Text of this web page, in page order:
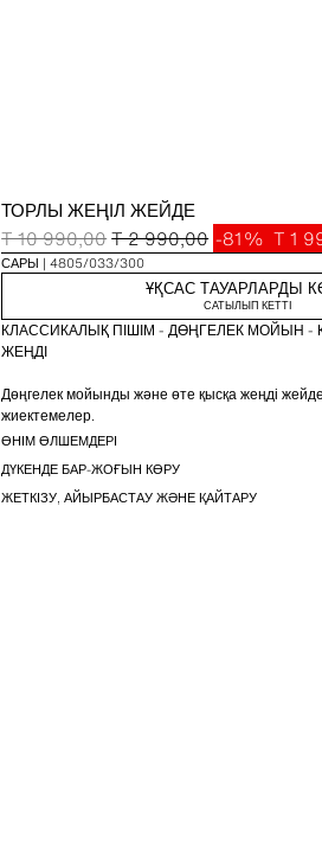
ТОРЛЫ ЖЕҢІЛ ЖЕЙДЕ
T 10 990,00T 2 990,00 -81% T 1
САРЫ 4805/033/300
ҰҚСАС ТАУАРЛАРДЫ
САТЫЛЫП КЕТТІ
КЛАССИКАЛЫҚ ПІШІМ - ДӨҢГЕЛЕК МОЙЫН -
ЖЕҢДІ
Дөңгелек мойынды және өте қысқа жеңді
жиектемелер.
ӨНІМ ӨЛШЕМДЕРІ
ДҮКЕНДЕ БАР-ЖОҒЫН КӨРУ
ЖЕТКІЗУ, АЙЫРБАСТАУ ЖӘНЕ ҚАЙТАРУ